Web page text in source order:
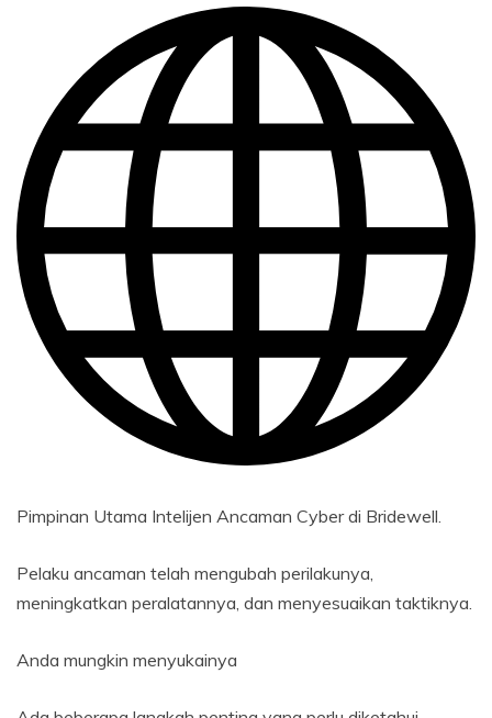
Pimpinan Utama Intelijen Ancaman Cyber ​​di Bridewell.
Pelaku ancaman telah mengubah perilakunya,
meningkatkan peralatannya, dan menyesuaikan taktiknya.
Anda mungkin menyukainya